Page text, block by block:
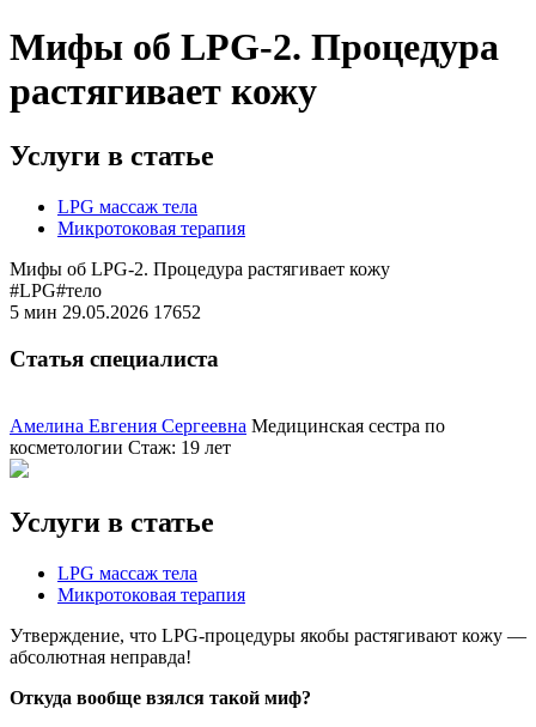
Мифы об LPG-2. Процедура
растягивает кожу
Услуги в статье
LPG массаж тела
Микротоковая терапия
Мифы об LPG-2. Процедура растягивает кожу
#LPG#тело
5 мин 29.05.2026 17652
Статья специалиста
Амелина Евгения Сергеевна Медицинская сестра по
косметологии Стаж: 19 лет
Услуги в статье
LPG массаж тела
Микротоковая терапия
Утверждение, что LPG-процедуры якобы растягивают кожу —
абсолютная неправда!
Откуда вообще взялся такой миф?